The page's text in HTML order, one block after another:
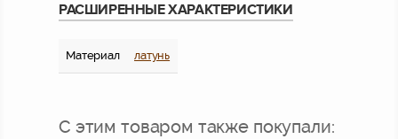
РАСШИРЕННЫЕ ХАРАКТЕРИСТИКИ
Материал латунь
С этим товаром также покупали: